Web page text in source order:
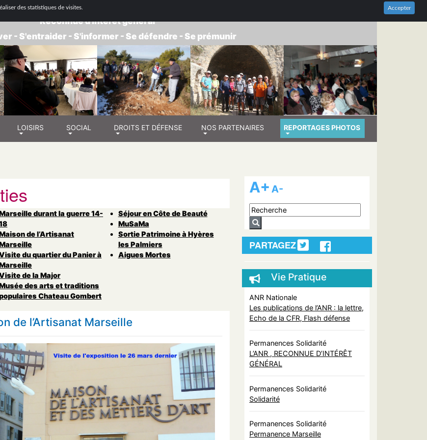
des statistiques de visites. Accepter
DE RETRAITÉS - GROUPE BOUCHES-DU-RHÔNE
Reconnue d'intérêt général
- S'entraider - S'informer - Se défendre - Se prémunir
LOISIRS SOCIAL DROITS ET DÉFENSE NOS PARTENAIRES REPORTAGES PHOTOS
durant la guerre 14-
de l’Artisanat
du quartier du Panier à
de la Major
des arts et traditions
Chateau Gombert
Séjour en Côte de Beauté
MuSaMa
Sortie Patrimoine à Hyères
les Palmiers
Aigues Mortes
de l’Artisanat Marseille
A+ A-
PARTAGEZ
Vie Pratique
ANR Nationale
Les publications de l’ANR : la lettre,
Echo de la CFR, Flash défense
Permanences Solidarité
L’ANR , RECONNUE D’INTÉRÊT
GÉNÉRAL
Permanences Solidarité
Solidarité
Permanences Solidarité
Permanence Marseille